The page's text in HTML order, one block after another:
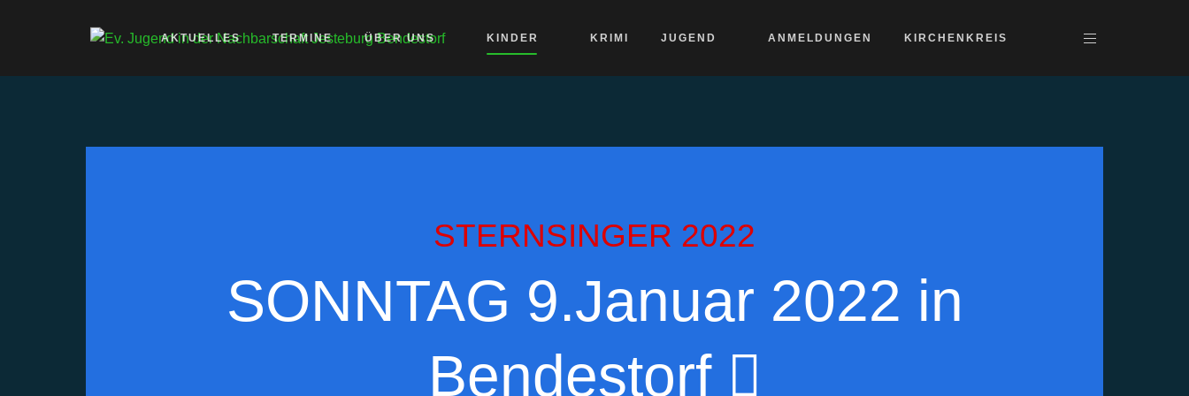
AKTUELLES TERMINE ÜBER UNS KINDER KRIMI JUGEND ANMELDUNGEN KIRCHENKREIS
STERNSINGER 2022
SONNTAG 9.Januar 2022 in
Bendestorf